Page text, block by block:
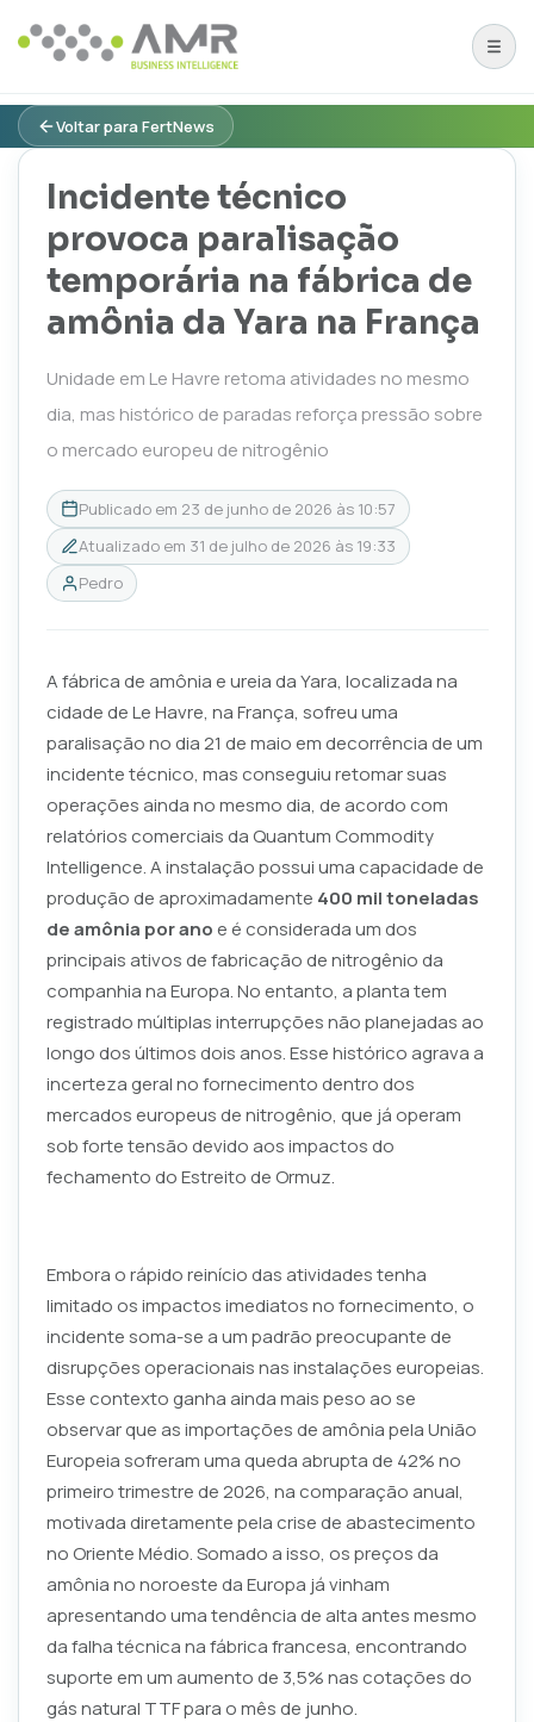
Voltar para FertNews
Incidente técnico
provoca paralisação
temporária na fábrica de
amônia da Yara na França
Unidade em Le Havre retoma atividades no mesmo
dia, mas histórico de paradas reforça pressão sobre
o mercado europeu de nitrogênio
Publicado em 23 de junho de 2026 às 10:57
Atualizado em 31 de julho de 2026 às 19:33
Pedro
A fábrica de amônia e ureia da Yara, localizada na
cidade de Le Havre, na França, sofreu uma
paralisação no dia 21 de maio em decorrência de um
incidente técnico, mas conseguiu retomar suas
operações ainda no mesmo dia, de acordo com
relatórios comerciais da Quantum Commodity
Intelligence. A instalação possui uma capacidade de
produção de aproximadamente 400 mil toneladas
de amônia por ano e é considerada um dos
principais ativos de fabricação de nitrogênio da
companhia na Europa. No entanto, a planta tem
registrado múltiplas interrupções não planejadas ao
longo dos últimos dois anos. Esse histórico agrava a
incerteza geral no fornecimento dentro dos
mercados europeus de nitrogênio, que já operam
sob forte tensão devido aos impactos do
fechamento do Estreito de Ormuz.
Embora o rápido reinício das atividades tenha
limitado os impactos imediatos no fornecimento, o
incidente soma-se a um padrão preocupante de
disrupções operacionais nas instalações europeias.
Esse contexto ganha ainda mais peso ao se
observar que as importações de amônia pela União
Europeia sofreram uma queda abrupta de 42% no
primeiro trimestre de 2026, na comparação anual,
motivada diretamente pela crise de abastecimento
no Oriente Médio. Somado a isso, os preços da
amônia no noroeste da Europa já vinham
apresentando uma tendência de alta antes mesmo
da falha técnica na fábrica francesa, encontrando
suporte em um aumento de 3,5% nas cotações do
gás natural TTF para o mês de junho.